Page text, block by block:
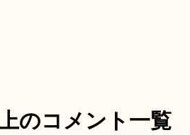
のコメント一覧